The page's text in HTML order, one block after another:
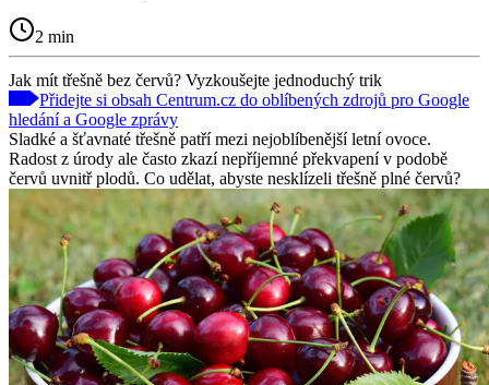
2 min
Jak mít třešně bez červů? Vyzkoušejte jednoduchý trik
Přidejte si obsah Centrum.cz do oblíbených zdrojů pro Google
hledání a Google zprávy
Sladké a šťavnaté třešně patří mezi nejoblíbenější letní ovoce.
Radost z úrody ale často zkazí nepříjemné překvapení v podobě
červů uvnitř plodů. Co udělat, abyste nesklízeli třešně plné červů?